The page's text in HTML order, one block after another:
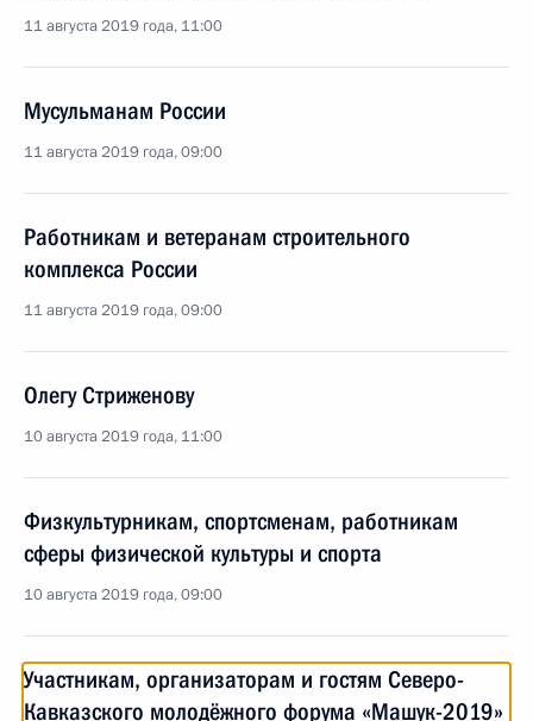
11 августа 2019 года, 11:00
Мусульманам России
11 августа 2019 года, 09:00
Работникам и ветеранам строительного
комплекса России
11 августа 2019 года, 09:00
Олегу Стриженову
10 августа 2019 года, 11:00
Физкультурникам, спортсменам, работникам
сферы физической культуры и спорта
10 августа 2019 года, 09:00
Участникам, организаторам и гостям Северо-
Кавказского молодёжного форума «Машук-2019»